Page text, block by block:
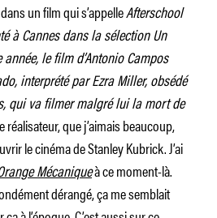
un film qui s’appelleAfterschool
à Cannes dans la sélection Un
le film d’Antonio Campos
interprété par Ezra Miller, obsédé
qui va filmer malgré lui la mort de
réalisateur, que j’aimais beaucoup,
le cinéma de Stanley Kubrick. J’ai
Mécaniqueà ce moment-là.
dérangé, ça me semblait